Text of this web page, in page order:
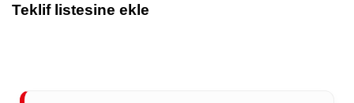
Teklif listesine ekle